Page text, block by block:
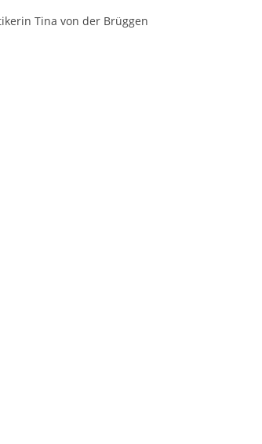
Tina von der Brüggen